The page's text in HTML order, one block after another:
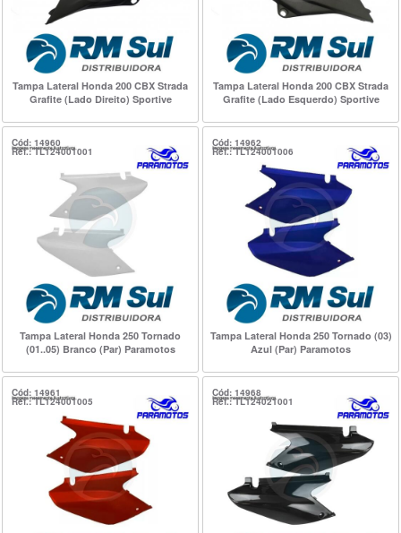
Tampa Lateral Honda 200 CBX Strada
Grafite (Lado Direito) Sportive
Tampa Lateral Honda 200 CBX Strada
Grafite (Lado Esquerdo) Sportive
Cód: 14960
Ref.: TL124001001
Tampa Lateral Honda 250 Tornado
(01..05) Branco (Par) Paramotos
Cód: 14962
Ref.: TL124001006
Tampa Lateral Honda 250 Tornado (03)
Azul (Par) Paramotos
Cód: 14961
Ref.: TL124001005
Cód: 14968
Ref.: TL124021001